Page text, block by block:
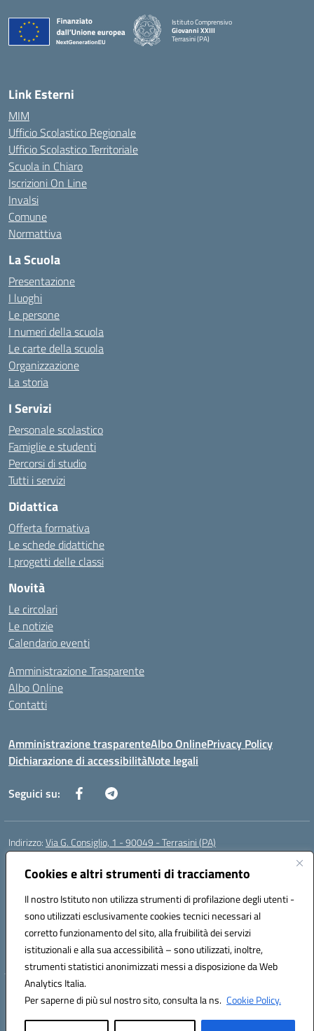
Cookies e altri strumenti di tracciamento
Il nostro Istituto non utilizza strumenti di profilazione degli utenti -
sono utilizzati esclusivamente cookies tecnici necessari al
corretto funzionamento del sito, alla fruibilità dei servizi
istituzionali e alla sua accessibilità – sono utilizzati, inoltre,
strumenti statistici anonimizzati messi a disposizione da Web
Analytics Italia.
Per saperne di più sul nostro sito, consulta la ns. Cookie Policy.
Istituto Comprensivo
Giovanni XXIII
Terrasini (PA)
Link Esterni
MIM
Ufficio Scolastico Regionale
Ufficio Scolastico Territoriale
Scuola in Chiaro
Iscrizioni On Line
Invalsi
Comune
Normattiva
La Scuola
Presentazione
I luoghi
Le persone
I numeri della scuola
Le carte della scuola
Organizzazione
La storia
I Servizi
Personale scolastico
Famiglie e studenti
Percorsi di studio
Tutti i servizi
Didattica
Offerta formativa
Le schede didattiche
I progetti delle classi
Novità
Le circolari
Le notizie
Calendario eventi
Amministrazione Trasparente
Albo Online
Contatti
Amministrazione trasparenteAlbo OnlinePrivacy Policy
Dichiarazione di accessibilitàNote legali
Seguici su:
Indirizzo:Via G. Consiglio, 1 - 90049 - Terrasini (PA)
Centralino:
Posta elettronica certificata (PEC):paic88700d@pec.istruzione.it
Codice fiscale: 80025710825
Codice meccanografico:PAIC88700D
Codice Indice delle Pubbliche Amministrazioni (IPA): istsc_paic88700d
Codice unico di fatturazione (CUF): UF7LHF
Hosting & Powered by 3D Solution S.r.l.
Concept & Design by Designers Italia